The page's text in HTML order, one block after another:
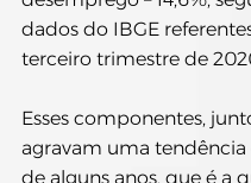
dados do IBGE
terceiro trimestre de
Esses componentes,
agravam uma tendência
de alguns anos, que é a